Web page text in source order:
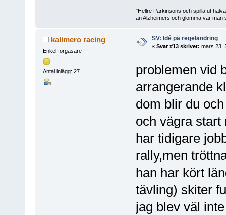
"Hellre Parkinsons och spilla ut
än Alzheimers och glömma var man
kalimero racing
Enkel förgasare
Antal inlägg: 27
SV: Idé på regeländring
« Svar #13 skrivet: mars 23,
problemen vid
arrangerande
dom blir du
och vägra start
har tidigare
rally,men
han har kört
tävling) skiter
jag blev väl